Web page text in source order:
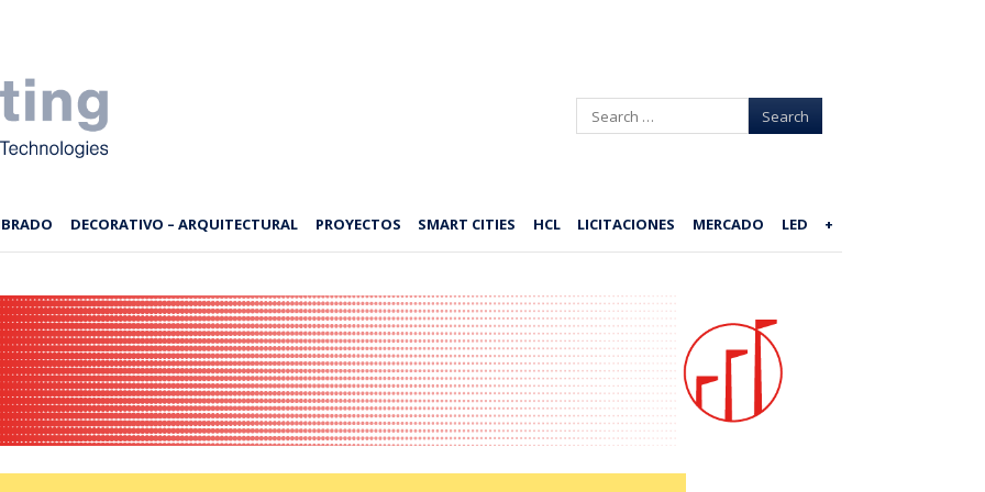
Search
DECORATIVO – ARQUITECTURAL PROYECTOS SMART CITIES HCL LICITACIONES MERCADO LED +